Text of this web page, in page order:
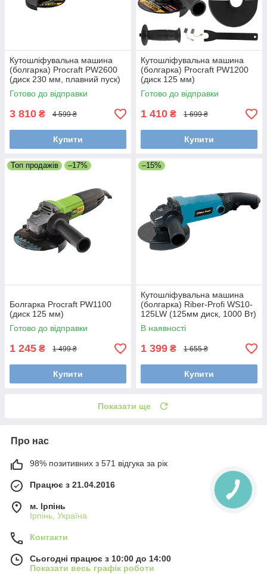
Кутошліфувальна машина
(болгарка) Procraft PW2600
(диск 230 мм, плавний пуск)
Готово до відправки
3 810 ₴ 4 599 ₴
Купити
Кутошліфувальна машина
(болгарка) Procraft PW1200
(диск 125 мм)
Готово до відправки
1 410 ₴ 1 699 ₴
Купити
Топ продажів –17%
Болгарка Procraft PW1100
(диск 125 мм)
Готово до відправки
1 245 ₴ 1 499 ₴
Купити
–15%
Кутошліфувальна машина
(болгарка) Riber-Profi WS10-
125LW (125мм диск, 1000 Вт)
В наявності
1 399 ₴ 1 655 ₴
Купити
Показати ще
Про нас
98% позитивних з 571 відгука за рік
Працює з 21.04.2016
м. Ірпінь
Ірпінь, Україна
Контакти
Сьогодні працює з 10:00 до 14:00
Показати весь графік роботи